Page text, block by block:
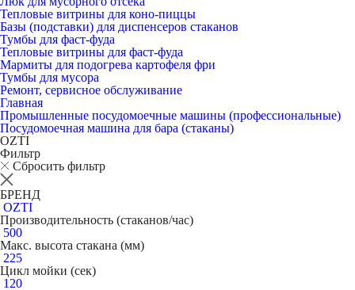
Тепловые витрины для коно-пиццы
Базы (подставки) для диспенсеров стаканов
Тумбы для фаст-фуда
Тепловые витрины для фаст-фуда
Мармиты для подогрева картофеля фри
Тумбы для мусора
Ремонт, сервисное обслуживание
Главная
Промышленные посудомоечные машины (профессиональные)
Посудомоечная машина для бара (стаканы)
OZTI
Фильтр
Сбросить фильтр
БРЕНД
OZTI
Производительность (стаканов/час)
500
Макс. высота стакана (мм)
225
Цикл мойки (сек)
120